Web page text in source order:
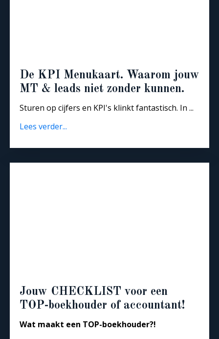
De KPI Menukaart. Waarom jouw
MT & leads niet zonder kunnen.
Sturen op cijfers en KPI's klinkt fantastisch. In ...
Lees verder...
Jouw CHECKLIST voor een
TOP-boekhouder of accountant!
Wat maakt een TOP-boekhouder?!